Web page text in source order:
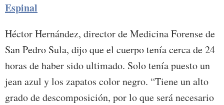
Espinal
Héctor Hernández, director de Medicina Forense de
San Pedro Sula, dijo que el cuerpo tenía cerca de 24
horas de haber sido ultimado. Solo tenía puesto un
jean azul y los zapatos color negro. “Tiene un alto
grado de descomposición, por lo que será necesario